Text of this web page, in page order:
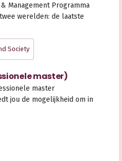
Management Programma
werelden: de laatste
Society
master)
master
jou de mogelijkheid om in